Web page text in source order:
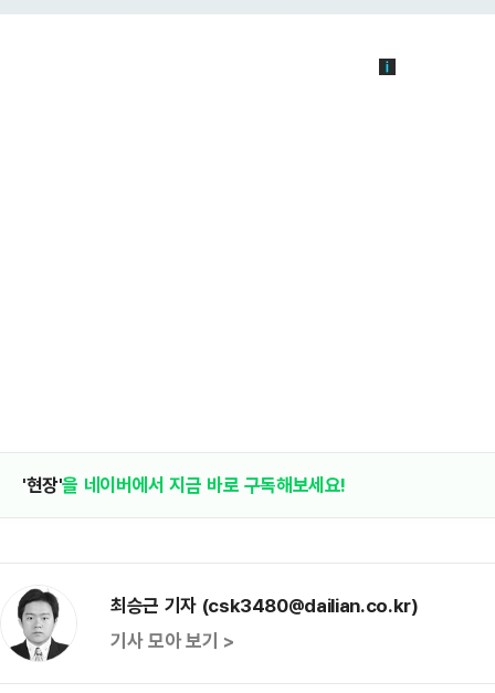
'현장'을 네이버에서 지금 바로 구독해보세요!
최승근 기자 (csk3480@dailian.co.kr)
기사 모아 보기 >